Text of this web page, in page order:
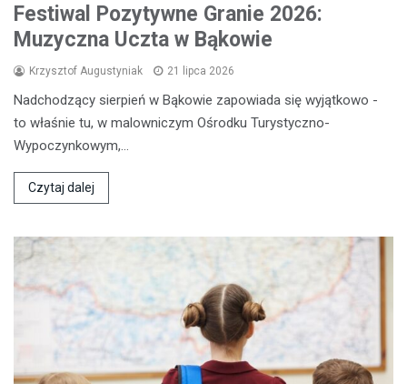
Festiwal Pozytywne Granie 2026:
Muzyczna Uczta w Bąkowie
Krzysztof Augustyniak 21 lipca 2026
Nadchodzący sierpień w Bąkowie zapowiada się wyjątkowo -
to właśnie tu, w malowniczym Ośrodku Turystyczno-
Wypoczynkowym,…
Czytaj dalej